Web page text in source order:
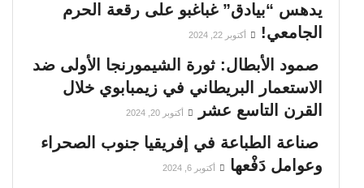
يدهس “بيادق” غباغبو على رقعة الحرم
الجامعي!
أكتوبر 22, 2024
صمود الأبطال: ثورة الشيمورنجا الأولى ضد
الاستعمار البريطاني في زيمبابوي خلال
القرن التاسع عشر
أكتوبر 20, 2024
صناعة الطباعة في إفريقيا جنوب الصحراء
وعوامل دَفْعها
أكتوبر 6, 2024